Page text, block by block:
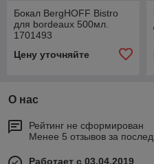
Бокал BergHOFF Bistro
для bordeaux 500мл.
1701493
Цену уточняйте
О нас
Рейтинг не сформирован
Менее 5 отзывов за
Работает с 03.04.2019